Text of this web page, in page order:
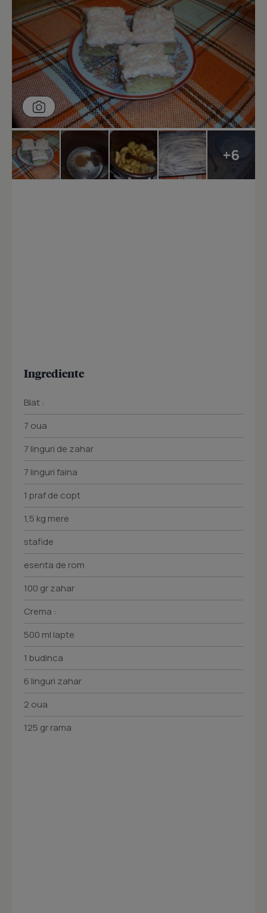
+6
Ingrediente
Blat :
7 oua
7 linguri de zahar
7 linguri faina
1 praf de copt
1,5 kg mere
stafide
esenta de rom
100 gr zahar
Crema :
500 ml lapte
1 budinca
6 linguri zahar
2 oua
125 gr rama